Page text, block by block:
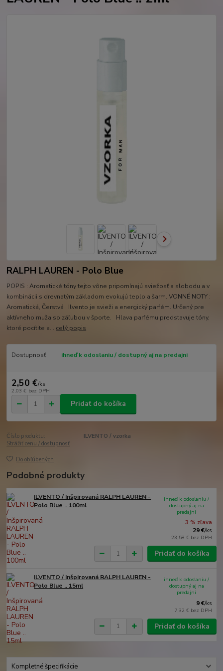
RALPH LAUREN - Polo Blue
POPIS : Aromatické tóny tejto vône pripomínajú sviežosť a slobodu a v
kombinácii s drevnatým základom evokujú teplo a šarm. VONNÉ NOTY :
Aromatická, Čerstvá Ilvento je svieži a energický parfém. Určený pre
aktívneho muža so záľubou v športe. Hlava parfému predstavuje tóny,
ktoré pocítite a... celý popis
Dostupnosť ihneď k odoslaniu / dostupný aj na predajni
2,50 €/ks
2,03 € bez DPH
Pridať do košíka
Číslo produktu:
ILVENTO / vzorka
Strážiť cenu / dostupnosť
Do obľúbených
Podobné produkty
ILVENTO / Inšpirovaná RALPH LAUREN -
Polo Blue .. 100ml
3 % zľava
29 €/ks
23,58 € bez DPH
ihneď k odoslaniu /
dostupný aj na
predajni
Pridať do košíka
ILVENTO / Inšpirovaná RALPH LAUREN -
Polo Blue .. 15ml
9 €/ks
7,32 € bez DPH
ihneď k odoslaniu /
dostupný aj na
predajni
Pridať do košíka
Kompletné špecifikácie